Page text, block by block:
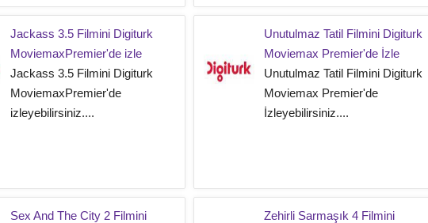
Jackass 3.5 Filmini Digiturk
MoviemaxPremier'de izle
Jackass 3.5 Filmini Digiturk
MoviemaxPremier'de
izleyebilirsiniz....
Unutulmaz Tatil Filmini Digiturk
Moviemax Premier'de İzle
Unutulmaz Tatil Filmini Digiturk
Moviemax Premier'de
İzleyebilirsiniz....
Sex And The City 2 Filmini
Zehirli Sarmaşık 4 Filmini